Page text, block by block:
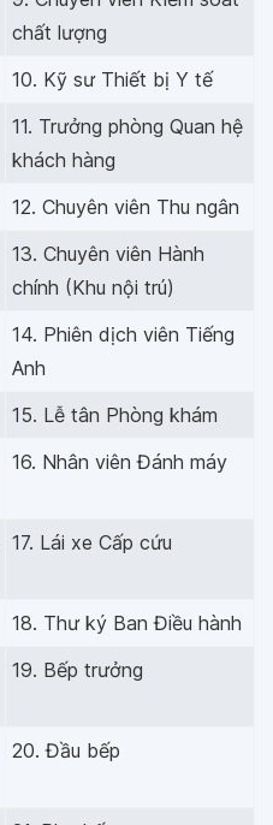
chất lượng
10. Kỹ sư Thiết bị Y tế
11. Trưởng phòng Quan hệ
khách hàng
12. Chuyên viên Thu ngân
13. Chuyên viên Hành
chính (Khu nội trú)
14. Phiên dịch viên Tiếng
Anh
15. Lễ tân Phòng khám
16. Nhân viên Đánh máy
17. Lái xe Cấp cứu
18. Thư ký Ban Điều hành
19. Bếp trưởng
20. Đầu bếp